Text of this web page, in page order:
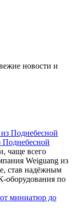
новости и
Поднебесной
чаще всего
Weiguang из
став надёжным
оборудования по